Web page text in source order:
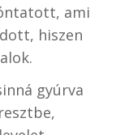
ami
hiszen
gyúrva